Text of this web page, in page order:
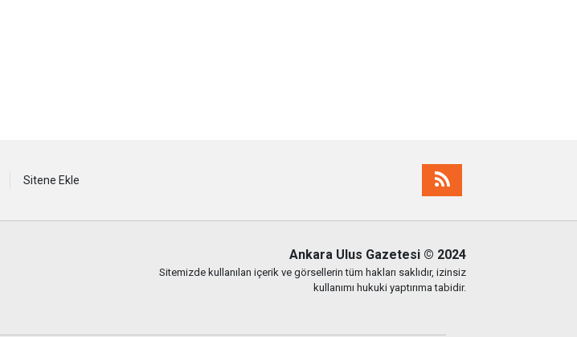
Sitene Ekle
Ankara Ulus Gazetesi © 2024
Sitemizde kullanılan içerik ve görsellerin tüm hakları saklıdır, izinsiz
kullanımı hukuki yaptırıma tabidir.